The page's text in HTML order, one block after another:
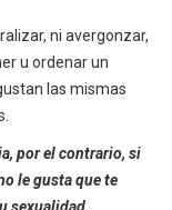
ni avergonzar,
u ordenar un
las mismas
por el contrario, si
le gusta que te
sexualidad.